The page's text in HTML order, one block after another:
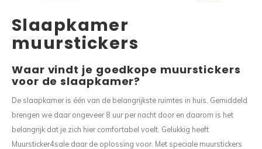
Slaapkamer
muurstickers
Waar vindt je goedkope muurstickers
voor de slaapkamer?
De slaapkamer is één van de belangrijkste ruimtes in huis. Gemiddeld
brengen we daar ongeveer 8 uur per nacht door en daarom is het
belangrijk dat je zich hier comfortabel voelt. Gelukkig heeft
Muursticker4sale daar de oplossing voor. Met speciale muurstickers